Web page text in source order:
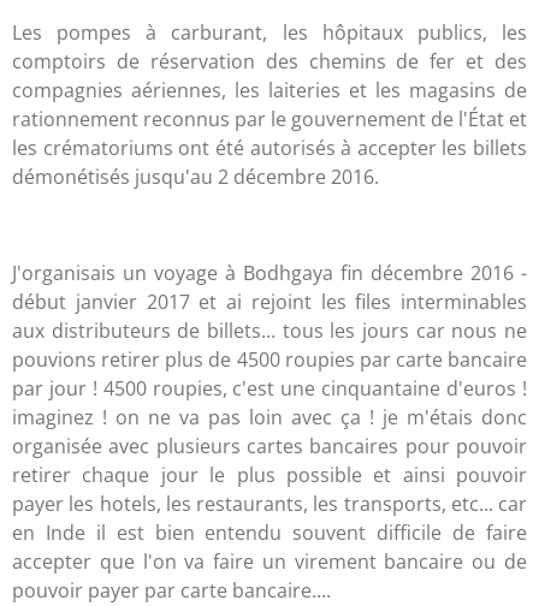
Les pompes à carburant, les hôpitaux publics, les
comptoirs de réservation des chemins de fer et des
compagnies aériennes, les laiteries et les magasins de
rationnement reconnus par le gouvernement de l'État et
les crématoriums ont été autorisés à accepter les billets
démonétisés jusqu'au 2 décembre 2016.
J'organisais un voyage à Bodhgaya fin décembre 2016 -
début janvier 2017 et ai rejoint les files interminables
aux distributeurs de billets... tous les jours car nous ne
pouvions retirer plus de 4500 roupies par carte bancaire
par jour ! 4500 roupies, c'est une cinquantaine d'euros !
imaginez ! on ne va pas loin avec ça ! je m'étais donc
organisée avec plusieurs cartes bancaires pour pouvoir
retirer chaque jour le plus possible et ainsi pouvoir
payer les hotels, les restaurants, les transports, etc... car
en Inde il est bien entendu souvent difficile de faire
accepter que l'on va faire un virement bancaire ou de
pouvoir payer par carte bancaire....